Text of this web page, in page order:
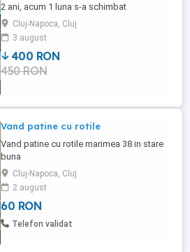
2 ani, acum 1 luna s-a schimbat
accumlatorul. Pentru alte detalii la telefon.
Cluj-Napoca, Cluj
3 august
400 RON
450 RON
Vand patine cu rotile
Vand patine cu rotile marimea 38 in stare
buna
Cluj-Napoca, Cluj
2 august
60 RON
Telefon validat